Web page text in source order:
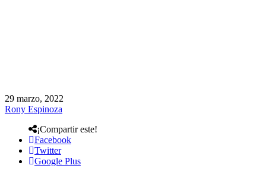
29 marzo, 2022
Rony Espinoza
¡Compartir este!
Facebook
Twitter
Google Plus